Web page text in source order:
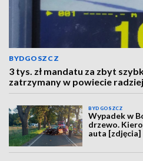
BYDGOSZCZ
3 tys. zł mandatu za zbyt
zatrzymany w powiecie
BYDGOSZCZ
Wypadek w
drzewo.
auta [zdjęcia]